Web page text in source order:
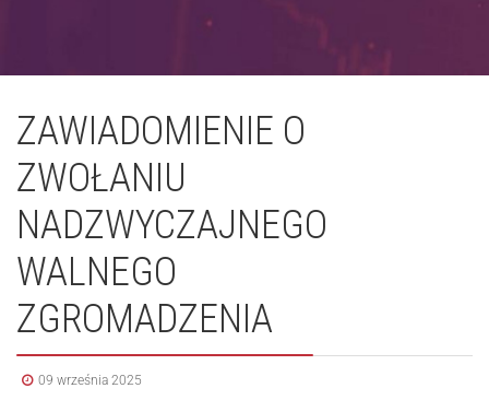
ZAWIADOMIENIE O
ZWOŁANIU
NADZWYCZAJNEGO
WALNEGO
ZGROMADZENIA
09 września 2025